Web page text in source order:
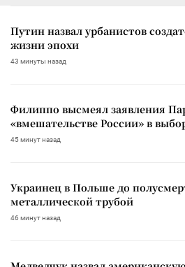
Путин назвал урбанистов
жизни эпохи
43 минуты назад
Филиппо высмеял заявления
«вмешательстве России» в
45 минут назад
Украинец в Польше до
металлической трубой
46 минут назад